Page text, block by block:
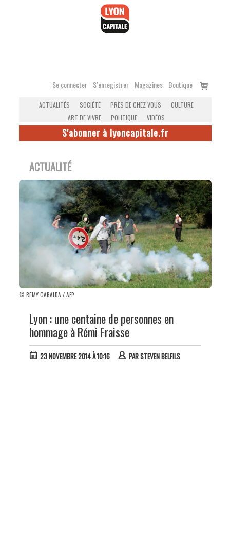
Se connecter S’enregistrer Magazines Boutique
Voir
ACTUALITÉS SOCIÉTÉ PRÈS DE CHEZ VOUS
CULTURE
ART DE VIVRE
POLITIQUE VIDÉOS
S'abonner à lyoncapitale.fr
ACTUALITÉ
© REMY GABALDA / AFP
Lyon : une centaine de personnes en
hommage à Rémi Fraisse
23 NOVEMBRE 2014 À 10:16 PARSTEVEN BELFILS